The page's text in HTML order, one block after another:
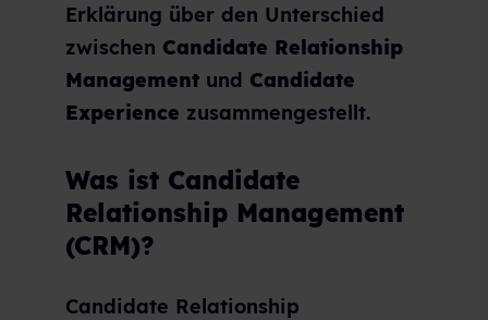
Erklärung über den Unterschied
zwischen Candidate Relationship
Management und Candidate
Experience zusammengestellt.
Was ist Candidate
Relationship Management
(CRM)?
Candidate Relationship